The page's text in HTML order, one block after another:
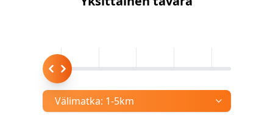
Välimatka: 1-5km